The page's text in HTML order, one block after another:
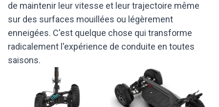
de maintenir leur vitesse et leur trajectoire même
sur des surfaces mouillées ou légèrement
enneigées. C'est quelque chose qui transforme
radicalement l'expérience de conduite en toutes
saisons.